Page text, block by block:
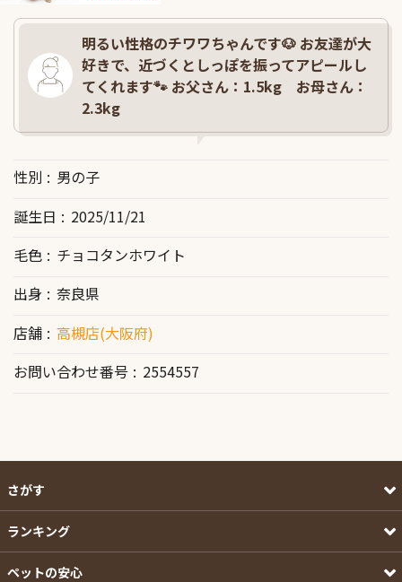
明るい性格のチワワちゃんです🐶 お友達が大
好きで、近づくとしっぽを振ってアピールし
てくれます🐾 お父さん：1.5kg お母さん：
2.3kg
性別
男の子
誕生日
2025/11/21
毛色
チョコタンホワイト
出身
奈良県
店舗
高槻店(大阪府)
お問い合わせ番号
2554557
さがす
ランキング
ペットの安心